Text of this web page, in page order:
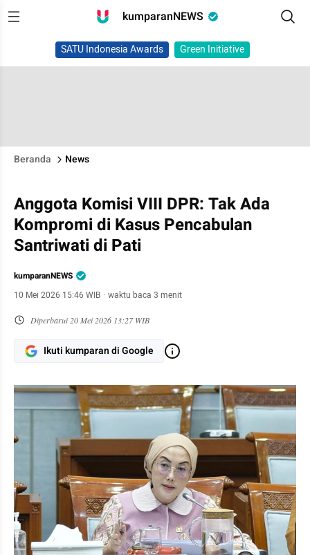
kumparanNEWS
SATU Indonesia Awards Green Initiative
Beranda News
Anggota Komisi VIII DPR: Tak Ada
Kompromi di Kasus Pencabulan
Santriwati di Pati
kumparanNEWS
10 Mei 2026 15:46 WIB · waktu baca 3 menit
Diperbarui20 Mei 2026 13:27 WIB
Ikuti kumparan di Google